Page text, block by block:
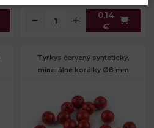
0,14
€
Tyrkys červený syntetický,
minerálne korálky Ø8 mm